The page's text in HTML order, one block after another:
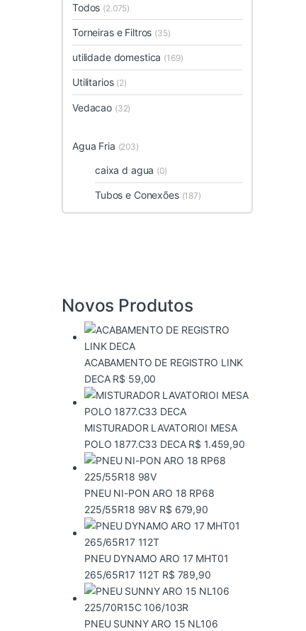
Todos (2.075)
Torneiras e Filtros (35)
utilidade domestica (169)
Utilitarios (2)
Vedacao (32)
Agua Fria (203)
caixa d agua (0)
Tubos e Conexões (187)
Novos Produtos
ACABAMENTO DE REGISTRO LINK
DECA R$ 59,00
MISTURADOR LAVATORIOI MESA
POLO 1877.C33 DECA R$ 1.459,90
PNEU NI-PON ARO 18 RP68
225/55R18 98V R$ 679,90
PNEU DYNAMO ARO 17 MHT01
265/65R17 112T R$ 789,90
PNEU SUNNY ARO 15 NL106